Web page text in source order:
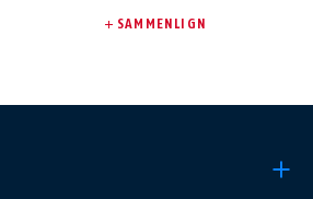
SAMMENLIGN